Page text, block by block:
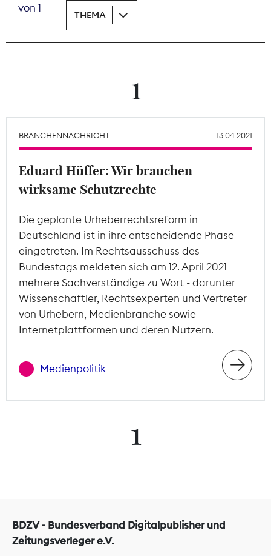
Theodor-Wolff-Preis
von 1
THEMA
1
BRANCHENNACHRICHT 13.04.2021
Eduard Hüffer: Wir brauchen
wirksame Schutzrechte
Die geplante Urheberrechtsreform in
Deutschland ist in ihre entscheidende Phase
eingetreten. Im Rechtsausschuss des
Bundestags meldeten sich am 12. April 2021
mehrere Sachverständige zu Wort - darunter
Wissenschaftler, Rechtsexperten und Vertreter
von Urhebern, Medienbranche sowie
Internetplattformen und deren Nutzern.
Medienpolitik
1
BDZV - Bundesverband Digitalpublisher und
Zeitungsverleger e.V.